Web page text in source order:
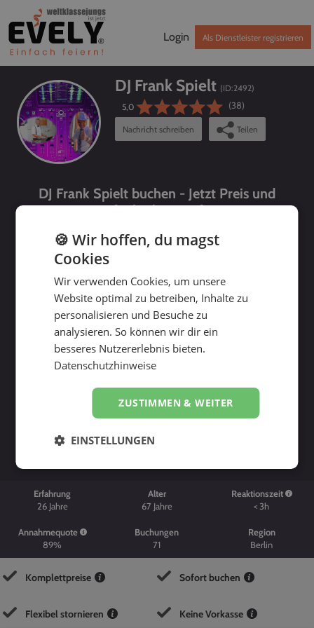
Login Als Dienstleister registrieren
DJ Frank Spielt (ID:2492)
5,0
(38)
Nachricht schreiben Teilen
DJ Frank Spielt buchen - Jetzt Preis und
Verfügbarkeit prüfen!
bis
Erfahrung
26 Jahre
Alter
67 Jahre
Reaktionszeit
< 3h
Annahmequote
89%
Buchungen
71
Region
Berlin
Komplettpreise Sofort buchen
Flexibel stornieren Keine Vorkasse
🍪 Wir hoffen, du magst
Cookies
Wir verwenden Cookies, um unsere
Website optimal zu betreiben, Inhalte zu
personalisieren und Besuche zu
analysieren. So können wir dir ein
besseres Nutzererlebnis bieten.
Datenschutzhinweise
ZUSTIMMEN & WEITER
EINSTELLUNGEN